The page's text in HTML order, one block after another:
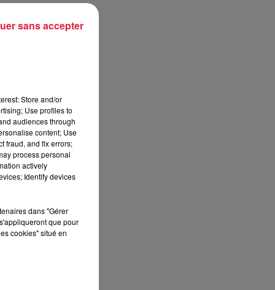
Store and/or
Use profiles to
audiences through
content; Use
fraud, and fix errors;
process personal
actively
Identify devices
dans "Gérer
que pour
cookies" situé en
sans accepter